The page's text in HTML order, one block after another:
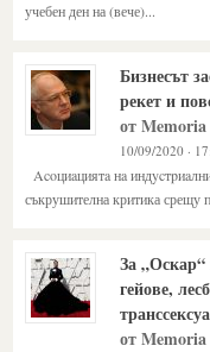
учебен ден на (вече)...
Бизнесът
рекет и
от
10/09/2020 ·
Acoциaциятa нa
съкрушителна критика срещу
За
гейове,
от